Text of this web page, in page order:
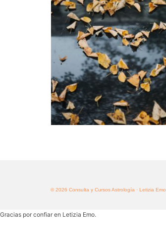
© 2026 Consulta y Cursos Astrología · Letizia Emo
Gracias por confiar en Letizia Emo.